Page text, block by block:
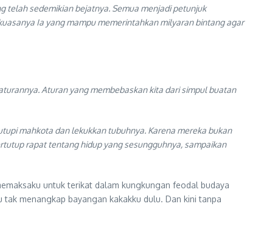
telah sedemikian bejatnya. Semua menjadi petunjuk
Ia yang mampu memerintahkan milyaran bintang agar
Aturan yang membebaskan kita dari simpul buatan
mahkota dan lekukkan tubuhnya. Karena mereka bukan
rapat tentang hidup yang sesungguhnya, sampaikan
untuk terikat dalam kungkungan feodal budaya
menangkap bayangan kakakku dulu. Dan kini tanpa